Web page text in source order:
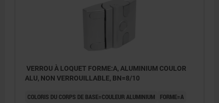
VERROU À LOQUET FORME:A, ALUMINIUM COULOR
ALU, NON VERROUILLABLE, BN=8/10
COLORIS DU CORPS DE BASE=COULEUR ALUMINIUM
FORME=A